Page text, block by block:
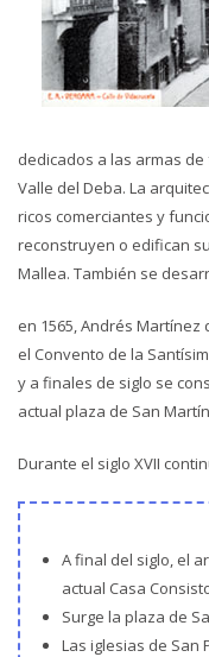
dedicados a las armas
Valle del Deba. La
ricos comerciantes y
reconstruyen o edifican
Mallea. También se
en 1565, Andrés
el Convento de la
y a finales de siglo se
actual plaza de San
Durante el siglo XVII
A final del siglo, el
actual Casa
Surge la plaza de
Las iglesias de San